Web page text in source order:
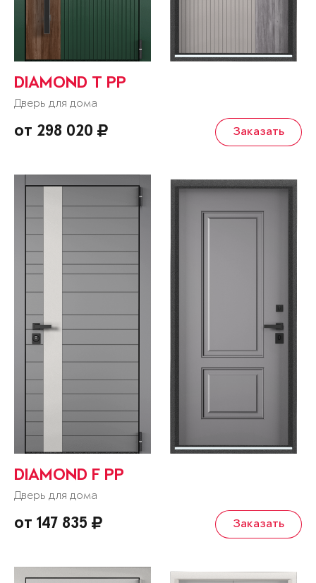
DIAMOND T РР
Дверь для дома
от 298 020 Заказать
DIAMOND F PP
Дверь для дома
от 147 835 Заказать